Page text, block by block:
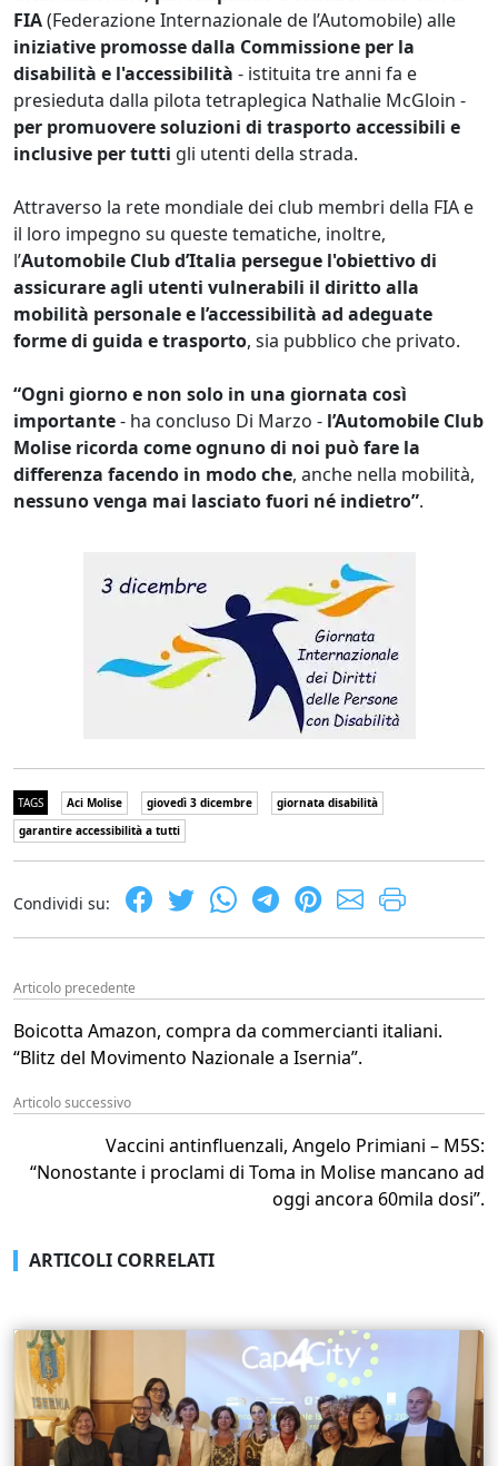
FIA(Federazione Internazionale de l’Automobile) alle
iniziative promosse dalla Commissione per la
disabilità e l'accessibilità - istituita tre anni fa e
presieduta dalla pilota tetraplegica Nathalie McGloin -
per promuovere soluzioni di trasporto accessibili e
inclusive per tutti gli utenti della strada.
Attraverso la rete mondiale dei club membri della FIA e
il loro impegno su queste tematiche, inoltre,
l’Automobile Club d’Italia persegue l'obiettivo di
assicurare agli utenti vulnerabili il diritto alla
mobilità personale e l’accessibilità ad adeguate
forme di guida e trasporto, sia pubblico che privato.
“Ogni giorno e non solo in una giornata così
importante- ha concluso Di Marzo - l’Automobile Club
Molise ricorda comeognuno di noi può fare la
differenza facendo in modo che, anche nella mobilità,
nessuno venga mai lasciato fuori né indietro”.
TAGS Aci Molise giovedì 3 dicembre
giornata disabilità
garantire accessibilità a tutti
Condividi su:
Articolo precedente
Boicotta Amazon, compra da commercianti italiani.
“Blitz del Movimento Nazionale a Isernia”.
Articolo successivo
Vaccini antinfluenzali, Angelo Primiani – M5S:
“Nonostante i proclami di Toma in Molise mancano ad
oggi ancora 60mila dosi”.
ARTICOLI CORRELATI